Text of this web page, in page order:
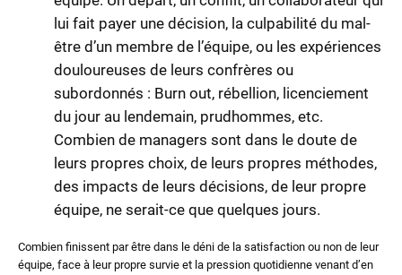
lui fait payer une décision, la culpabilité du mal-
être d’un membre de l’équipe, ou les expériences
douloureuses de leurs confrères ou
subordonnés : Burn out, rébellion, licenciement
du jour au lendemain, prudhommes, etc.
Combien de managers sont dans le doute de
leurs propres choix, de leurs propres méthodes,
des impacts de leurs décisions, de leur propre
équipe, ne serait-ce que quelques jours.
Combien finissent par être dans le déni de la satisfaction ou non de leur
équipe, face à leur propre survie et la pression quotidienne venant d’en